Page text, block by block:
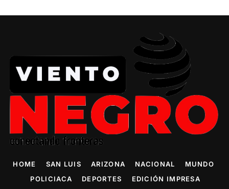
HOME SAN LUIS ARIZONA NACIONAL
MUNDO
POLICIACA
DEPORTES EDICIÓN IMPRESA